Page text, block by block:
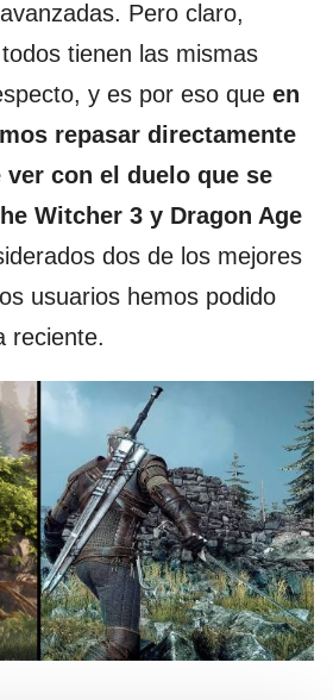
Pero claro,
tienen las mismas
y es por eso que en
repasar directamente
ver con el duelo que se
Witcher 3 y Dragon Age
dos de los mejores
usuarios hemos podido
reciente.